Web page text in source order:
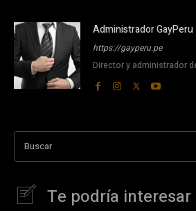
Administrador GayPeru
https://gayperu.pe
Director y administrador
Buscar
Te podría interesar